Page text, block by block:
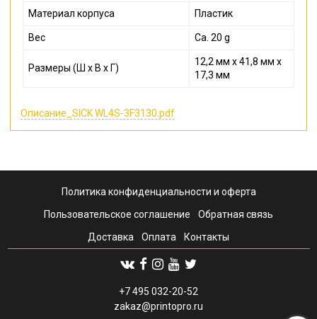
Материал корпуса Пластик
Вес Ca. 20 g
Размеры (Ш x В x Г)
12,2 мм x 41,8 мм x
17,3 мм
Описание_SICK WL4S-3F3130.pdf
Политика конфиденциальности и оферта
Пользовательское соглашение Обратная связь
Доставка Оплата Контакты
+7 495 032-20-52
zakaz@printopro.ru